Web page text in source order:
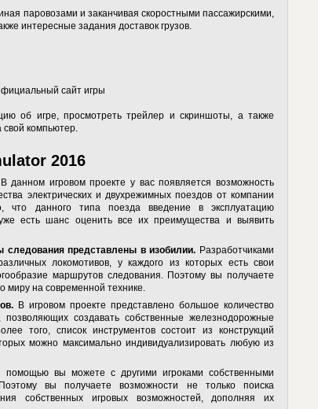
паровозами и заканчивая скоростными пассажирскими,
интересные задания доставок грузов.
сайт игры
об игре, просмотреть трейлер и скриншоты, а также
свой компьютер.
2016
данном игровом проекте у вас появляется возможность
электрических и двухрежимных поездов от компании
что данного типа поезда введение в эксплуатацию
есть шанс оценить все их преимущества и выявить
представлены в изобилии. Разработчиками
локомотивов, у каждого из которых есть свои
маршрутов следования. Поэтому вы получаете
миру на современной технике.
В игровом проекте представлено большое количество
создавать собственные железнодорожные
того, список инструментов состоит из конструкций
можно максимально индивидуализировать любую из
вы можете с другими игроками собственными
вы получаете возможности не только поиска
собственных игровых возможностей, дополняя их